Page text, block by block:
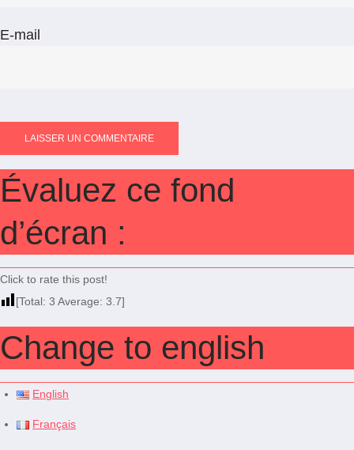
E-mail
Évaluez ce fond
d’écran :
Click to rate this post!
[Total: 3 Average: 3.7]
Change to english
English
Français